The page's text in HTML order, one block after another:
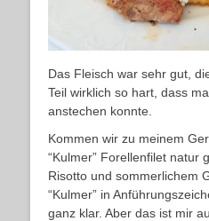
Das Fleisch war sehr gut,
Teil wirklich so hart, dass
anstechen konnte.
Kommen wir zu meinem
“Kulmer” Forellenfilet natur
Risotto und sommerlichem
“Kulmer” in
ganz klar. Aber das ist mir